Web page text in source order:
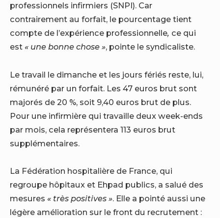
professionnels infirmiers (SNPI). Car
contrairement au forfait, le pourcentage tient
compte de l’expérience professionnelle, ce qui
est « une bonne chose », pointe le syndicaliste.
Le travail le dimanche et les jours fériés reste, lui,
rémunéré par un forfait. Les 47 euros brut sont
majorés de 20 %, soit 9,40 euros brut de plus.
Pour une infirmière qui travaille deux week-ends
par mois, cela représentera 113 euros brut
supplémentaires.
La Fédération hospitalière de France, qui
regroupe hôpitaux et Ehpad publics, a salué des
mesures « très positives ». Elle a pointé aussi une
légère amélioration sur le front du recrutement :